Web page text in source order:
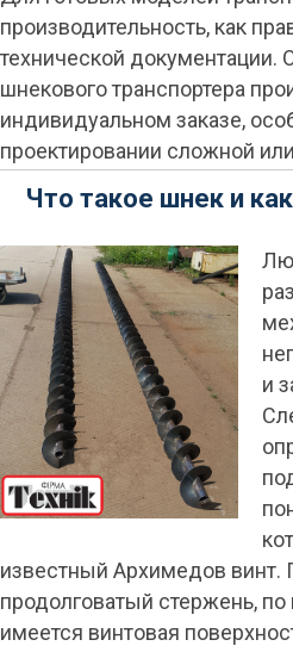
производительность, как
технической документации.
шнекового транспортера
индивидуальном заказе,
проектировании сложной
Что такое шнек и
и
известный Архимедов винт.
продолговатый стержень,
имеется винтовая